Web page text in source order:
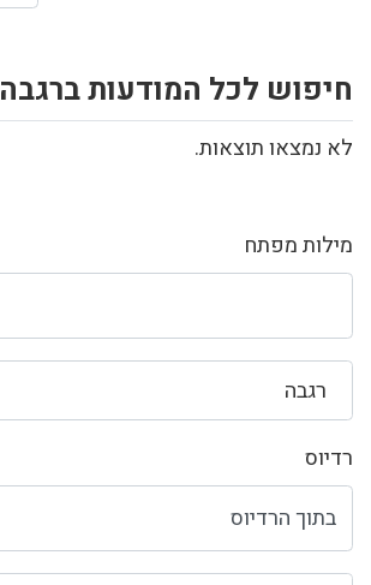
מילות מפתח
רגבה
רדיוס
חיפוש לכל המודעות ברגבה
לא נמצאו תוצאות.